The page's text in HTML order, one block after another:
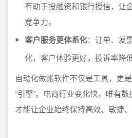
有助于投融资和银行授信，让
竞争力。
客户服务更体系化：订单、发
化，客户体验更好，投诉率降
自动化做账软件不仅是工具，更
“引擎”。电商行业变化快，唯有数
才能让企业始终保持高效、敏捷、